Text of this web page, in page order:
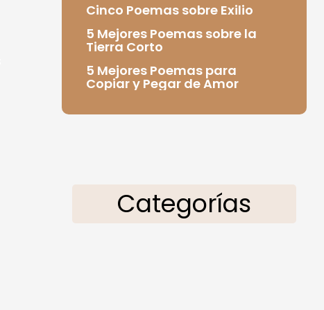
Cinco Poemas sobre Exilio
5 Mejores Poemas sobre la
Tierra Corto
5 Mejores Poemas para
Copiar y Pegar de Amor
Categorías